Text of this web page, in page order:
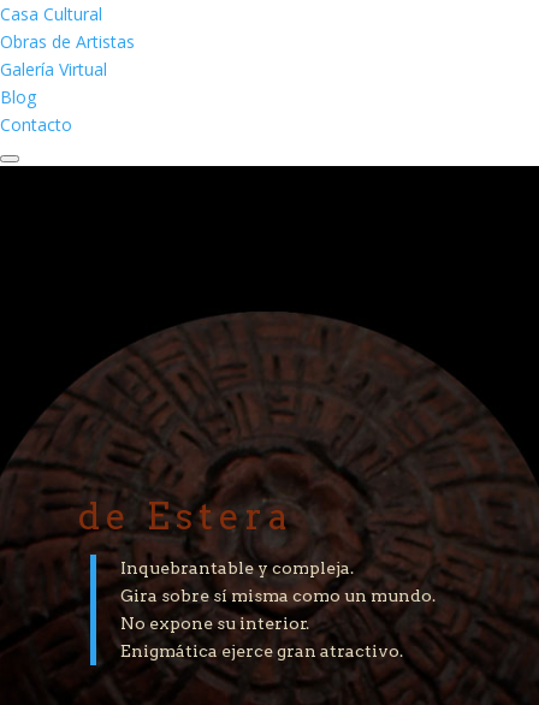
Casa Cultural
Obras de Artistas
Galería Virtual
Blog
Contacto
de Estera
Inquebrantable y compleja.
Gira sobre sí misma como un mundo.
No expone su interior.
Enigmática ejerce gran atractivo.